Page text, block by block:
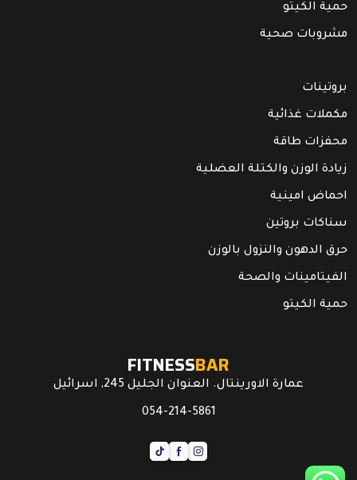
حمية الكيتو
مشروبات صحية
بروتينات
مكملات غذائية
محفزات طاقة
زيادة الوزن والكتلة العضلية
احماض امينية
سناكات بروتين
حرق الدهون والنزول بالوزن
الفيتامينات والصحة
حمية الكيتو
FITNESSBAR
عمارة الاورينتال. العنوان الجليل 245, اسرائيل
054-214-5861